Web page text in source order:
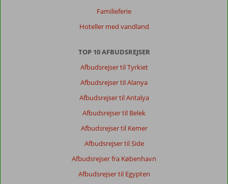
Familieferie
Hoteller med vandland
TOP 10 AFBUDSREJSER
Afbudsrejser til Tyrkiet
Afbudsrejser til Alanya
Afbudsrejser til Antalya
Afbudsrejser til Belek
Afbudsrejser til Kemer
Afbudsrejser til Side
Afbudsrejser fra København
Afbudsrejser til Egypten